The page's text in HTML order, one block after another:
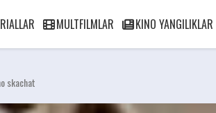
MULTFILMLAR KINO YANGILIKLAR
skachat